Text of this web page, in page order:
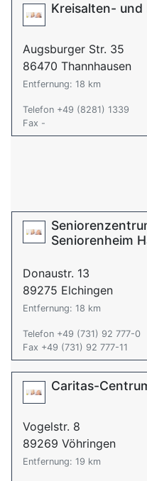
Kreisalten- und
Augsburger Str. 35
86470 Thannhausen
Entfernung: 18 km
Telefon +49 (8281) 1339
Fax -
Seniorenheim
Donaustr. 13
89275 Elchingen
Entfernung: 18 km
Telefon +49 (731) 92 777-0
Fax +49 (731) 92 777-11
Caritas-
Vogelstr. 8
89269 Vöhringen
Entfernung: 19 km